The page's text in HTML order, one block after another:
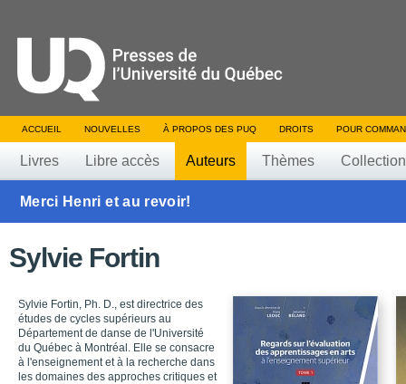
ACCUEIL NOUVELLES À PROPOS DES PUQ DROITS POUR
Livres Libre accès Auteurs Thèmes
Merci Henri et au revoir!
Sylvie Fortin
Sylvie Fortin, Ph. D., est directrice des
études de cycles supérieurs au
Département de danse de l'Université
du Québec à Montréal. Elle se consacre
à l'enseignement et à la recherche dans
les domaines des approches critiques et